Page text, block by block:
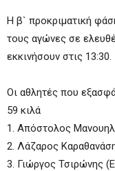
Η β` προκριματική
τους αγώνες σε
εκκινήσουν στις 13:30.
Οι αθλητές που
59 κιλά
1. Απόστολος
2. Λάζαρος
3. Γιώργος Τσιρώνης